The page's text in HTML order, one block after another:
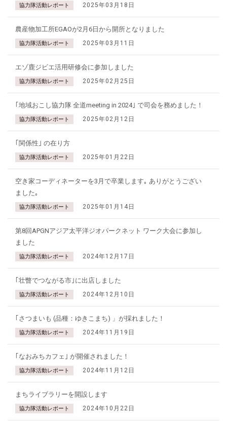
協力隊活動レポート 2025年03月18日
農産物加工所EGAOが2月6日から開所となりました
協力隊活動レポート 2025年03月11日
エゾ鹿ジビエ活用研修会に参加しました
協力隊活動レポート 2025年02月25日
｢地域おこし協力隊 全道meeting in 2024｣ で司会を務めました！
協力隊活動レポート 2025年02月12日
｢関係性｣ の在り方
協力隊活動レポート 2025年01月22日
空き家コーディネーターを3月で卒業します｡ ありがとうござい
ました｡
協力隊活動レポート 2025年01月14日
第8回APGNアジア太平洋ジオパークネット ワーク大会に参加し
ました
協力隊活動レポート 2024年12月17日
｢壮瞥でつながる市｣に出店しました
協力隊活動レポート 2024年12月10日
｢さつまいも (品種：ゆきこまち) 」が採れました！
協力隊活動レポート 2024年11月19日
｢なおみちカフェ｣ が開催されました！
協力隊活動レポート 2024年11月12日
まちライブラリーを開設します
協力隊活動レポート 2024年10月22日